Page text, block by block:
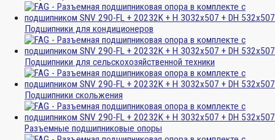
Подшипники для кондиционеров
Подшипники для сельскохозяйственной техники
Подшипники скольжения
Разъемные подшипниковые опоры